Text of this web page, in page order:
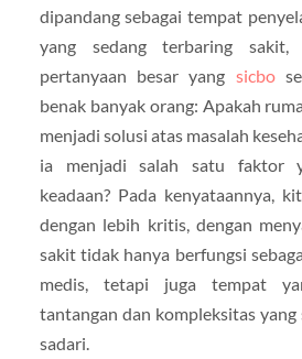
dipandang sebagai tempat
yang sedang terbaring
pertanyaan besar yang sicbo
benak banyak orang: Apakah
menjadi solusi atas masalah
ia menjadi salah satu faktor
keadaan? Pada kenyataannya,
dengan lebih kritis, dengan
sakit tidak hanya berfungsi
medis, tetapi juga tempat
tantangan dan kompleksitas
sadari.